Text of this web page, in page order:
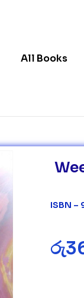
All Books
ISBN –
රු